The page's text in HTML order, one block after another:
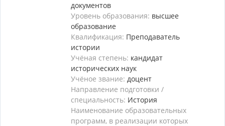
документов
Уровень образования: высшее
образование
Квалификация: Преподаватель
истории
Учёная степень: кандидат
исторических наук
Учёное звание: доцент
Направление подготовки /
специальность: История
Наименование образовательных
программ, в реализации которых